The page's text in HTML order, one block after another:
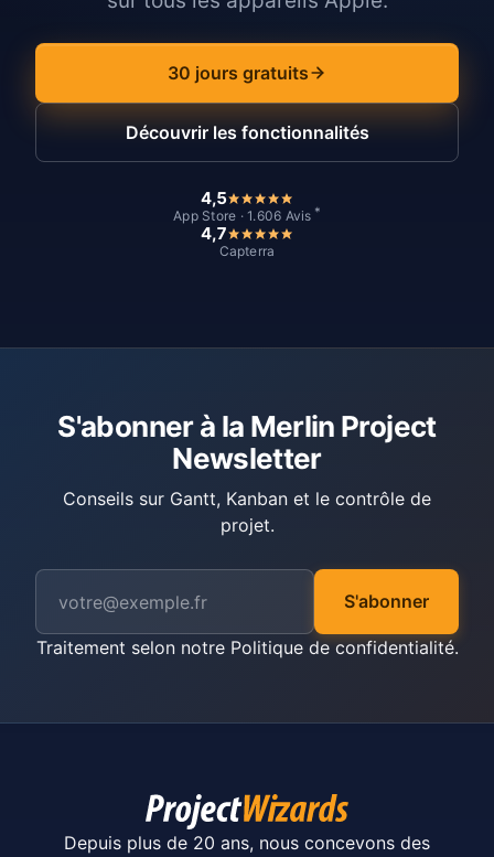
30 jours gratuits
Découvrir les fonctionnalités
4,5
App Store · 1.606 Avis *
4,7
Capterra
S'abonner à la Merlin Project
Newsletter
Conseils sur Gantt, Kanban et le contrôle de
projet.
S'abonner
Traitement selon notre Politique de confidentialité.
Depuis plus de 20 ans, nous concevons des